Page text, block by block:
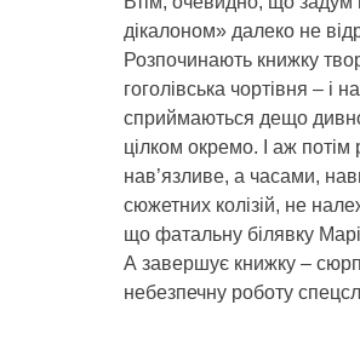
дікалоном» далеко не
Розпочинають книжку
гоголівська чортівня – і
сприймаються дещо
цілком окремо. І аж
нав’язливе, а часами,
сюжетних колізій, не
що фатальну білявку
А завершує книжку –
небезпечну роботу